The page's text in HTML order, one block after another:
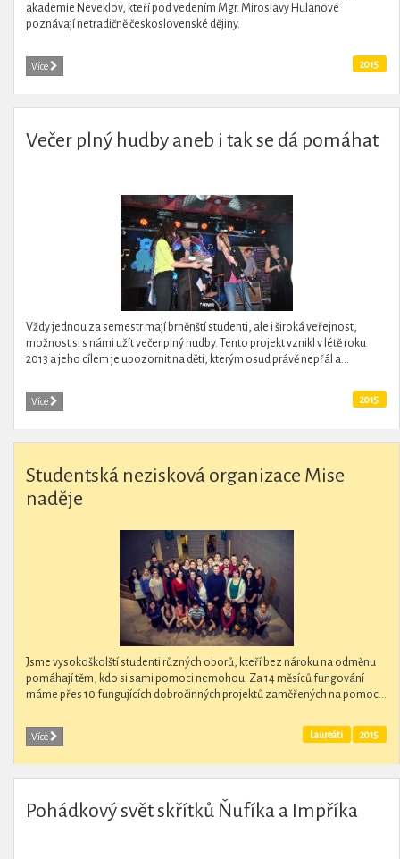
akademie Neveklov, kteří pod vedením Mgr. Miroslavy Hulanové
poznávají netradičně československé dějiny.
Více 2015
Večer plný hudby aneb i tak se dá pomáhat
Vždy jednou za semestr mají brněnští studenti, ale i široká veřejnost,
možnost si s námi užít večer plný hudby. Tento projekt vznikl v létě roku
2013 a jeho cílem je upozornit na děti, kterým osud právě nepřál a...
Více 2015
Studentská nezisková organizace Mise
naděje
Jsme vysokoškolští studenti různých oborů, kteří bez nároku na odměnu
pomáhají těm, kdo si sami pomoci nemohou. Za 14 měsíců fungování
máme přes 10 fungujících dobročinných projektů zaměřených na pomoc...
Více 2015
Laureáti
Pohádkový svět skřítků Ňufíka a Impříka